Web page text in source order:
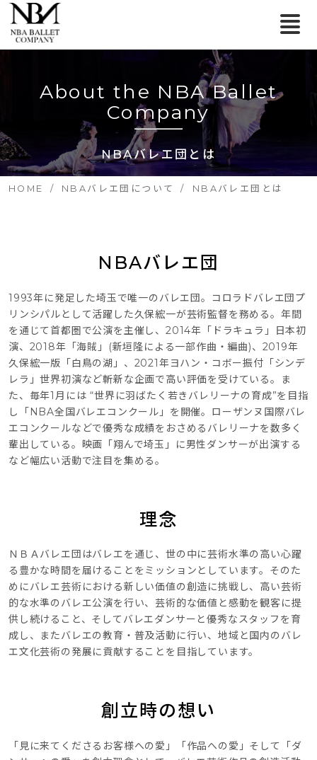
About the NBA Ballet
Company
NBAバレエ団とは
HOME NBAバレエ団について NBAバレエ団とは
NBAバレエ団
1993年に発足した埼玉で唯一のバレエ団。コロラドバレエ団プ
リンシパルとして活躍した久保綋一が芸術監督を務める。年間
を通じて首都圏で公演を主催し、2014年「ドラキュラ」日本初
演、2018年「海賊」(新垣隆による一部作曲・編曲)、2019年
久保綋一版「白鳥の湖」、2021年ヨハン・コボー振付「シンデ
レラ」世界初演など斬新な企画で高い評価を受けている。ま
た、毎年1月には “世界に羽ばたく若きバレリーナの育成”を目指
し「NBA全国バレエコンクール」を開催。ローザンヌ国際バレ
エコンクールなどで優秀な成績をおさめるバレリーナを数多く
輩出している。映画「翔んで埼玉」に男性ダンサーが出演する
など幅広い活動で注目を集める。
理念
ＮＢＡバレエ団はバレエを通じ、世の中に芸術水準の高い心躍
る豊かな時間を届けることをミッションとしています。そのた
めにバレエ芸術における新しい価値の創造に挑戦し、高い芸術
的な水準のバレエ公演を行い、芸術的な価値と感動を観客に提
供し続けること、そしてバレエダンサーと優秀なスタッフを育
成し、またバレエの教育・普及活動に行い、地域と国内のバレ
エ文化芸術の発展に貢献することを目指しています。
創立時の想い
「見に来てくださるお客様への愛」「作品への愛」そして「ダ